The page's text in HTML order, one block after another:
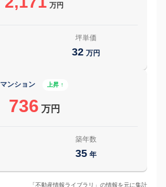
万円
坪単価
32 万円
マンション 上昇 ↑
736 万円
築年数
35 年
「不動産情報ライブラリ」の情報を元に集計